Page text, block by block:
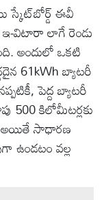
స్కేట్‌బోర్డ్ ఈవీ
విటారా లాగే రెండు
అందులో ఒకటి
61kWh బ్యాటరీ
పెద్ద బ్యాటరీ
500 కిలోమీటర్లకు
అయితే సాధారణ
ఉండటం వల్ల